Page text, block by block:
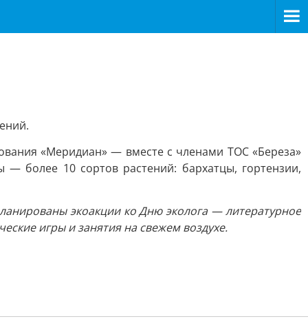
«Меридиан» — вместе с членами ТОС «Береза»
более 10 сортов растений: бархатцы, гортензии,
экоакции ко Дню эколога — литературное
игры и занятия на свежем воздухе.